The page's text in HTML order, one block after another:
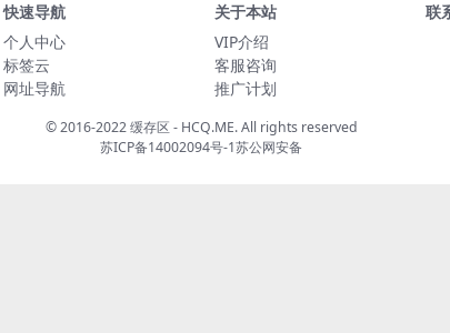
快速导航
个人中心
标签云
网址导航
关于本站
VIP介绍
客服咨询
推广计划
联
© 2016-2022 缓存区 - HCQ.ME. All rights reserved
苏ICP备14002094号-1苏公网安备